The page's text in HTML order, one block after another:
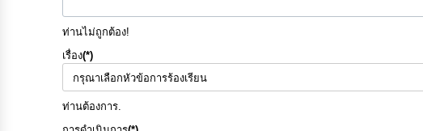
ท่านไม่ถูกต้อง!
เรื่อง(*)
ท่านต้องการ.